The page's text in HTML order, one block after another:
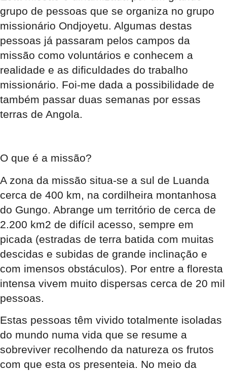
grupo de pessoas que se organiza no grupo
missionário Ondjoyetu. Algumas destas
pessoas já passaram pelos campos da
missão como voluntários e conhecem a
realidade e as dificuldades do trabalho
missionário. Foi-me dada a possibilidade de
também passar duas semanas por essas
terras de Angola.
O que é a missão?
A zona da missão situa-se a sul de Luanda
cerca de 400 km, na cordilheira montanhosa
do Gungo. Abrange um território de cerca de
2.200 km2 de difícil acesso, sempre em
picada (estradas de terra batida com muitas
descidas e subidas de grande inclinação e
com imensos obstáculos). Por entre a floresta
intensa vivem muito dispersas cerca de 20 mil
pessoas.
Estas pessoas têm vivido totalmente isoladas
do mundo numa vida que se resume a
sobreviver recolhendo da natureza os frutos
com que esta os presenteia. No meio da